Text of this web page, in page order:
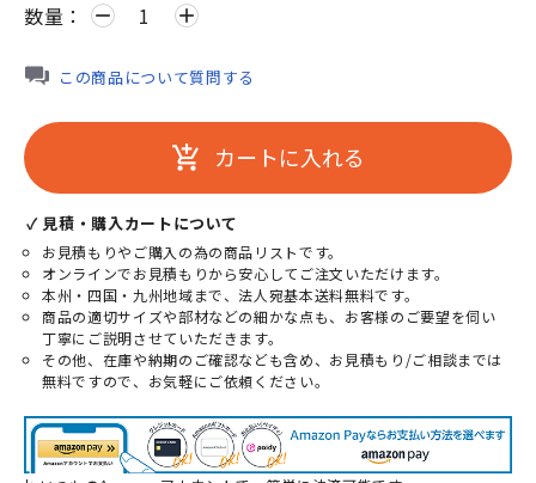
数量： remove add
この商品について質問する
add_shopping_cart カートに入れる
✓ 見積・購入カートについて
お見積もりやご購入の為の商品リストです。
オンラインでお見積もりから安心してご注文いただけます。
本州・四国・九州地域まで、法人宛基本送料無料です。
商品の適切サイズや部材などの細かな点も、お客様のご要望を伺い
丁寧にご説明させていただきます。
その他、在庫や納期のご確認なども含め、お見積もり/ご相談までは
無料ですので、お気軽にご依頼ください。